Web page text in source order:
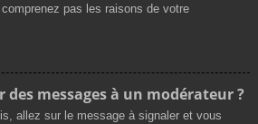
comprenez pas les raisons de votre
messages à un modérateur ?
allez sur le message à signaler et vous